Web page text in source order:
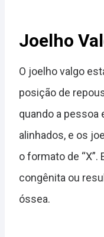
Joelho
O joelho valgo
posição de
quando a pessoa
alinhados, e os
o formato de
congênita ou
óssea.